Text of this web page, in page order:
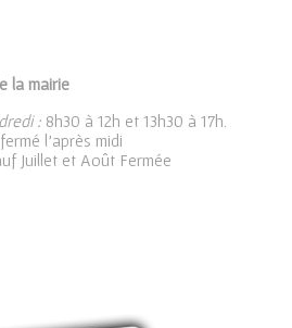
la mairie
: 8h30 à 12h et 13h30 à 17h.
l’après midi
Juillet et Août Fermée